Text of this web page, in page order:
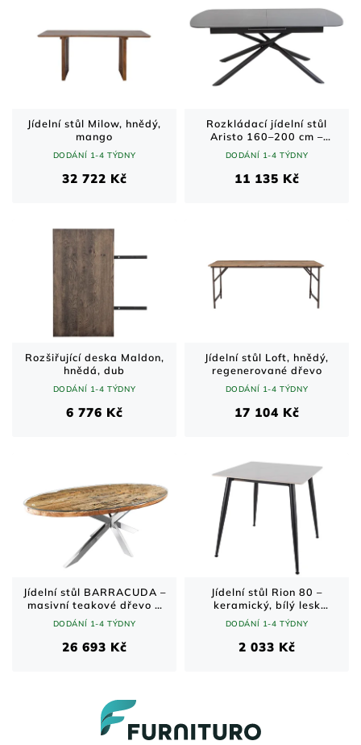
Jídelní stůl Milow, hnědý,
mango
DODÁNÍ 1-4 TÝDNY
32 722 Kč
Rozkládací jídelní stůl
Aristo 160–200 cm –
keramická deska, černý
mat
DODÁNÍ 1-4 TÝDNY
11 135 Kč
Rozšiřující deska Maldon,
hnědá, dub
DODÁNÍ 1-4 TÝDNY
6 776 Kč
Jídelní stůl Loft, hnědý,
regenerované dřevo
DODÁNÍ 1-4 TÝDNY
17 104 Kč
Jídelní stůl BARRACUDA –
masivní teakové dřevo a
chromovaná ocel / hnědý /
220 cm
DODÁNÍ 1-4 TÝDNY
26 693 Kč
Jídelní stůl Rion 80 –
keramický, bílý lesk
mramor / černý mat (80 ×
80 cm)
DODÁNÍ 1-4 TÝDNY
2 033 Kč